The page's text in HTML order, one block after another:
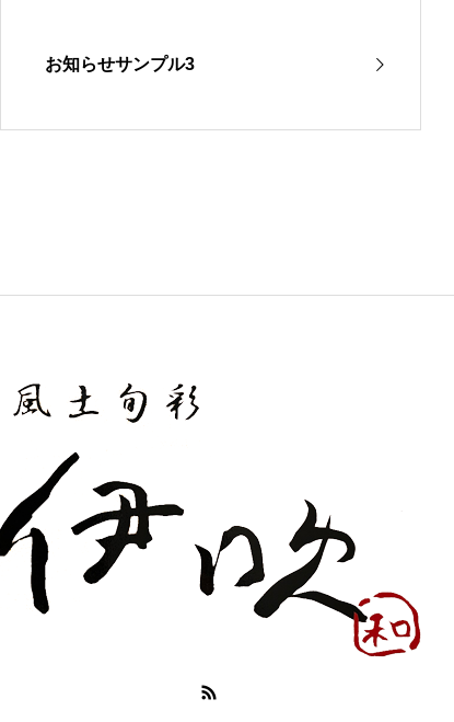
お知らせサンプル3